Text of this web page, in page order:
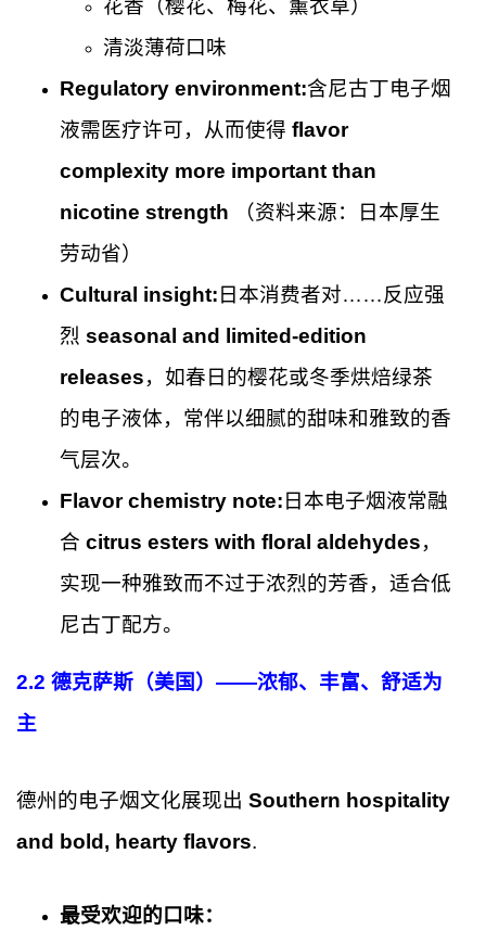
花香（樱花、梅花、薰衣草）
清淡薄荷口味
Regulatory environment:含尼古丁电子烟
液需医疗许可，从而使得 flavor
complexity more important than
nicotine strength （资料来源：日本厚生
劳动省）
Cultural insight: 日本消费者对……反应强
烈 seasonal and limited-edition
releases，如春日的樱花或冬季烘焙绿茶
的电子液体，常伴以细腻的甜味和雅致的香
气层次。
Flavor chemistry note: 日本电子烟液常融
合 citrus esters with floral aldehydes，
实现一种雅致而不过于浓烈的芳香，适合低
尼古丁配方。
2.2 德克萨斯（美国）——浓郁、丰富、舒适为
主
德州的电子烟文化展现出 Southern hospitality
and bold, hearty flavors.
最受欢迎的口味：